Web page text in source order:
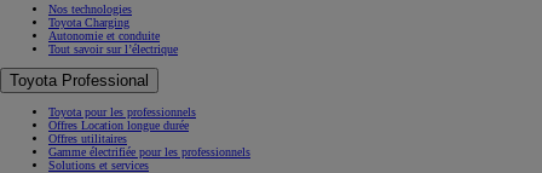
Nos technologies
Toyota Charging
Autonomie et conduite
Tout savoir sur l’électrique
Toyota Professional
Toyota pour les professionnels
Offres Location longue durée
Offres utilitaires
Gamme électrifiée pour les professionnels
Solutions et services